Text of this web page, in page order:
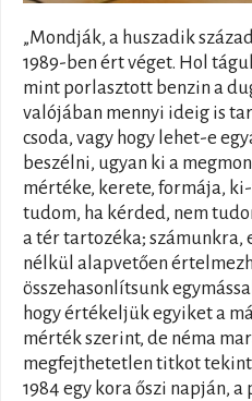
„Mondják, a huszadik
1989-ben ért véget. Hol
mint porlasztott benzin a
valójában mennyi ideig is
csoda, vagy hogy lehet-e
beszélni, ugyan ki a
mértéke, kerete, formája,
tudom, ha kérded, nem
a tér tartozéka; számunkra,
nélkül alapvetően
összehasonlítsunk
hogy értékeljük egyiket a
mérték szerint, de néma
megfejthetetlen titkot
1984 egy kora őszi napján,